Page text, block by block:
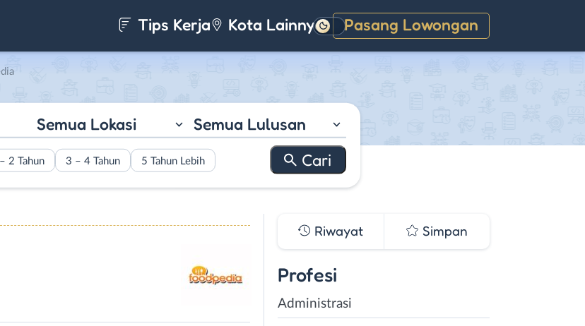
Tips Kerja Kota Lainnya Pasang Lowongan
Gelap
Semua Lokasi Semua Lulusan
2 Tahun 3 – 4 Tahun 5 Tahun Lebih
Riwayat Simpan
Profesi
Administrasi